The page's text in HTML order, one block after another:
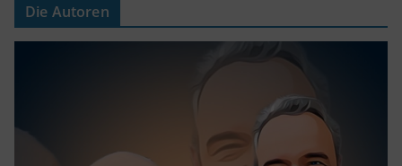
Die Autoren